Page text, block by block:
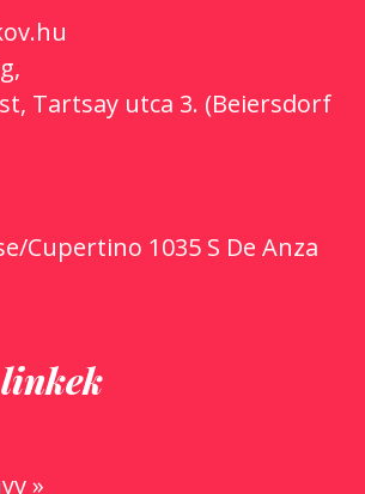
Tartsay utca 3. (Beiersdorf
Cupertino 1035 S De Anza
»